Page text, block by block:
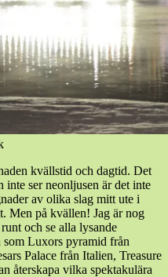
kvällstid och dagtid. Det
inte ser neonljusen är det inte
av olika slag mitt ute i
Men på kvällen! Jag är nog
och se alla lysande
Luxors pyramid från
Palace från Italien, Treasure
återskapa vilka spektakulära